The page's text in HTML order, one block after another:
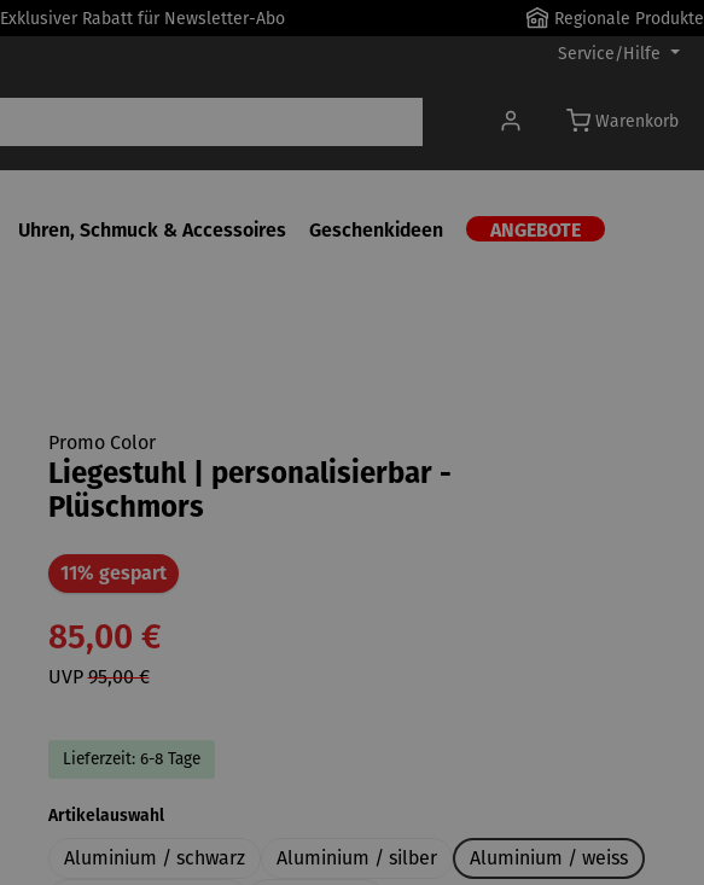
Exklusiver Rabatt für Newsletter-Abo
Regionale Produkte
Service/Hilfe
Warenkorb
Uhren, Schmuck & Accessoires Geschenkideen ANGEBOTE
Promo Color
Liegestuhl | personalisierbar -
Plüschmors
11% gespartRabatt
85,00 €
UVP95,00 €
Lieferzeit: 6-8 Tage
Artikelauswahlauswählen
Aluminium / schwarz Aluminium / silber
Aluminium / weiss